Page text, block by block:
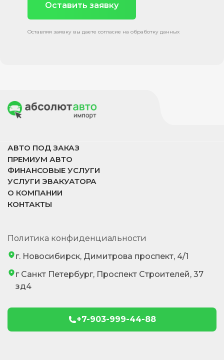
Оставить заявку
Оставляя заявку вы даете согласие на обработку данных
АВТО ПОД ЗАКАЗ
ПРЕМИУМ АВТО
ФИНАНСОВЫЕ УСЛУГИ
УСЛУГИ ЭВАКУАТОРА
О КОМПАНИИ
КОНТАКТЫ
Политика конфиденциальности
г. Новосибирск, Димитрова проспект, 4/1
г Санкт Петербург, Проспект Строителей, 37
зд4
+7-903-999-44-88